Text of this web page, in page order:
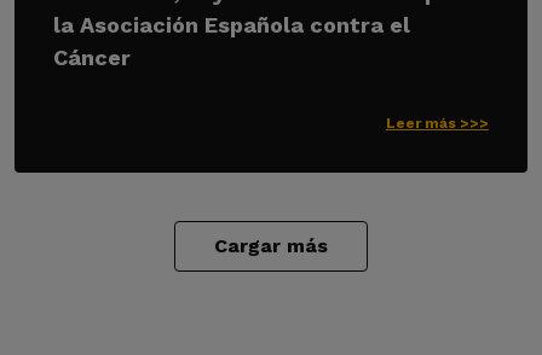
la Asociación Española contra el
Cáncer
Leer más >>>
Cargar más